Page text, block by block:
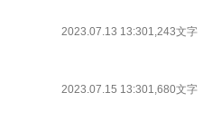
2023.07.13 13:301,243文字
2023.07.15 13:301,680文字